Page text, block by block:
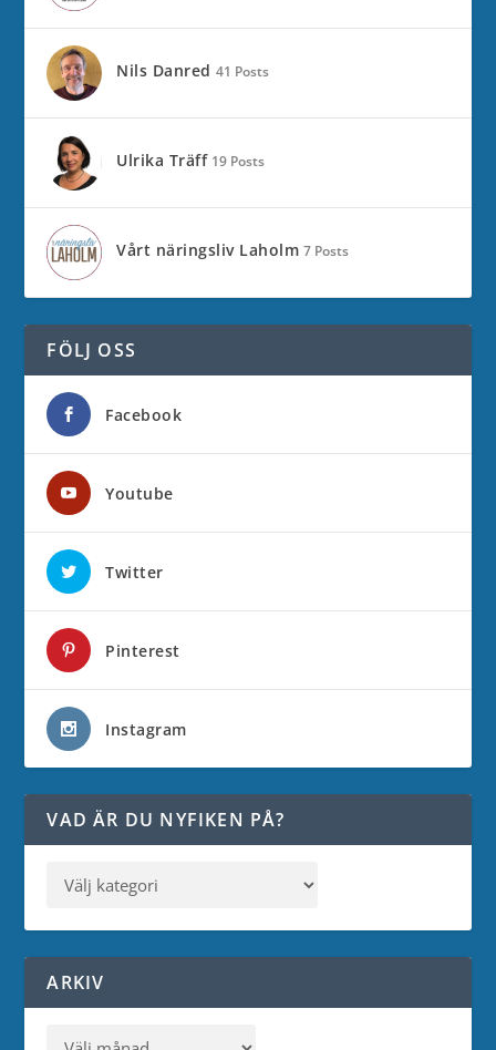
Nils Danred 41 Posts
Ulrika Träff 19 Posts
Vårt näringsliv Laholm 7 Posts
FÖLJ OSS
Facebook
Youtube
Twitter
Pinterest
Instagram
VAD ÄR DU NYFIKEN PÅ?
ARKIV